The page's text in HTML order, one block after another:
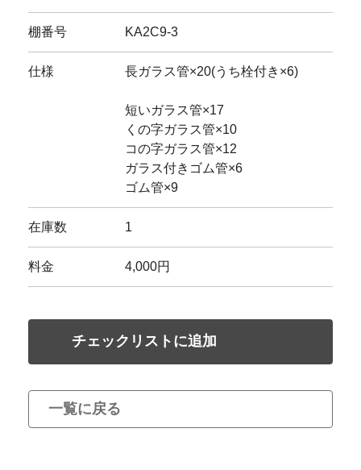
棚番号 KA2C9-3
仕様 長ガラス管×20(うち栓付き×6)
短いガラス管×17
くの字ガラス管×10
コの字ガラス管×12
ガラス付きゴム管×6
ゴム管×9
在庫数 1
料金 4,000円
チェックリストに追加
一覧に戻る